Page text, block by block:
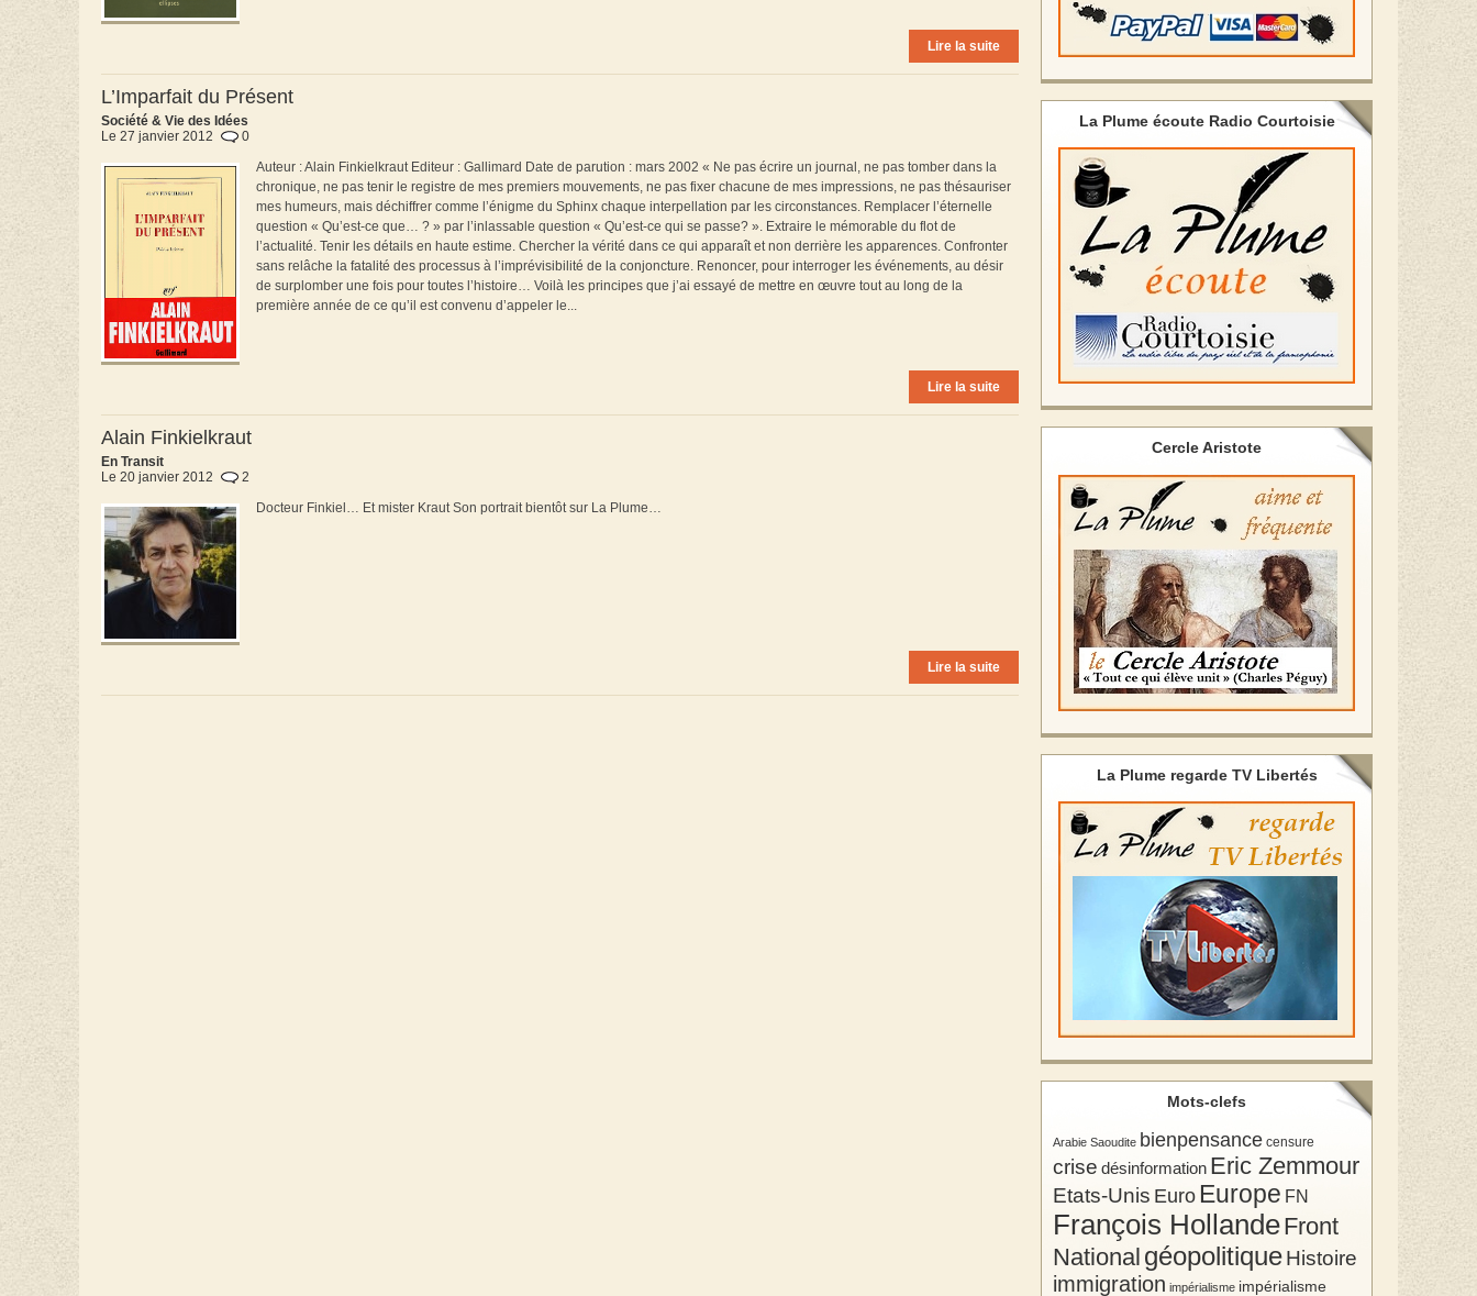
Lire la suite
L’Imparfait du Présent
Société & Vie des Idées
Le 27 janvier 2012
0
Auteur : Alain Finkielkraut Editeur : Gallimard Date de parution : mars 2002 « Ne pas écrire un journal, ne pas tomber dans la
chronique, ne pas tenir le registre de mes premiers mouvements, ne pas fixer chacune de mes impressions, ne pas thésauriser
mes humeurs, mais déchiffrer comme l’énigme du Sphinx chaque interpellation par les circonstances. Remplacer l’éternelle
question « Qu’est-ce que… ? » par l’inlassable question « Qu’est-ce qui se passe? ». Extraire le mémorable du flot de
l’actualité. Tenir les détails en haute estime. Chercher la vérité dans ce qui apparaît et non derrière les apparences. Confronter
sans relâche la fatalité des processus à l’imprévisibilité de la conjoncture. Renoncer, pour interroger les événements, au désir
de surplomber une fois pour toutes l’histoire… Voilà les principes que j’ai essayé de mettre en œuvre tout au long de la
première année de ce qu’il est convenu d’appeler le...
Lire la suite
Alain Finkielkraut
En Transit
Le 20 janvier 2012
2
Docteur Finkiel… Et mister Kraut Son portrait bientôt sur La Plume…
Lire la suite
La Plume écoute Radio Courtoisie
Cercle Aristote
La Plume regarde TV Libertés
Mots-clefs
Arabie Saoudite bienpensance censure
crise désinformation Eric Zemmour
Etats-Unis Euro Europe FN
François HollandeFront
National géopolitiqueHistoire
immigration impérialisme impérialisme